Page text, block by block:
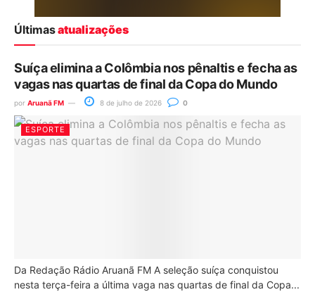
Últimasatualizações
Suíça elimina a Colômbia nos pênaltis e fecha as
vagas nas quartas de final da Copa do Mundo
por Aruanã FM 8 de julho de 2026 0
ESPORTE
Da Redação Rádio Aruanã FM A seleção suíça conquistou
nesta terça-feira a última vaga nas quartas de final da Copa...